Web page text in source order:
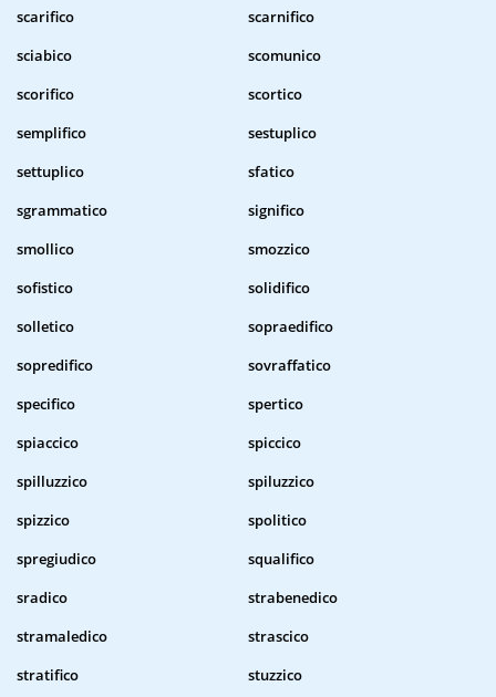
scarifico
scarnifico
sciabico
scomunico
scorifico
scortico
semplifico
sestuplico
settuplico
sfatico
sgrammatico
significo
smollico
smozzico
sofistico
solidifico
solletico
sopraedifico
sopredifico
sovraffatico
specifico
spertico
spiaccico
spiccico
spilluzzico
spiluzzico
spizzico
spolitico
spregiudico
squalifico
sradico
strabenedico
stramaledico
strascico
stratifico
stuzzico